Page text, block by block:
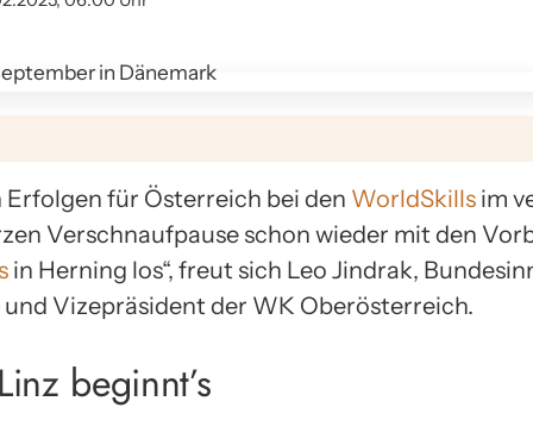
für Österreich bei den WorldSkills im
Verschnaufpause schon wieder mit den
in Herning los“, freut sich Leo Jindrak,
Vizepräsident der WK Oberösterreich.
beginnt’s